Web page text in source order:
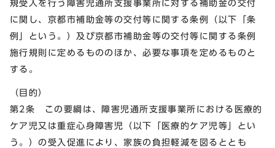
規受入を行う障害児通所支援事業所に対する補助金の交付
に関し、京都市補助金等の交付等に関する条例（以下「条
例」という。）及び京都市補助金等の交付等に関する条例
施行規則に定めるもののほか、必要な事項を定めるものと
する。
（目的）
第2条 この要綱は、障害児通所支援事業所における医療的
ケア児又は重症心身障害児（以下「医療的ケア児等」とい
う。）の受入促進により、家族の負担軽減を図るととも